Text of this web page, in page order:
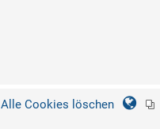
Alle Cookies löschen